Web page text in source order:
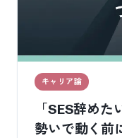
キャリア論
「SES辞めた
勢いで動く前